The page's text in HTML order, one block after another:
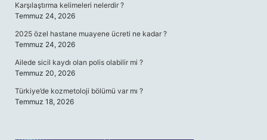
Karşılaştırma kelimeleri nelerdir ?
Temmuz 24, 2026
2025 özel hastane muayene ücreti ne kadar ?
Temmuz 24, 2026
Ailede sicil kaydı olan polis olabilir mi ?
Temmuz 20, 2026
Türkiye’de kozmetoloji bölümü var mı ?
Temmuz 18, 2026